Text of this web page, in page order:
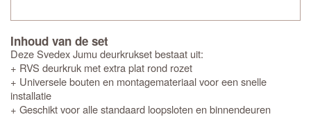
Inhoud van de set
Deze Svedex Jumu deurkrukset bestaat uit:
+ RVS deurkruk met extra plat rond rozet
+ Universele bouten en montagemateriaal voor een snelle
installatie
+ Geschikt voor alle standaard loopsloten en binnendeuren